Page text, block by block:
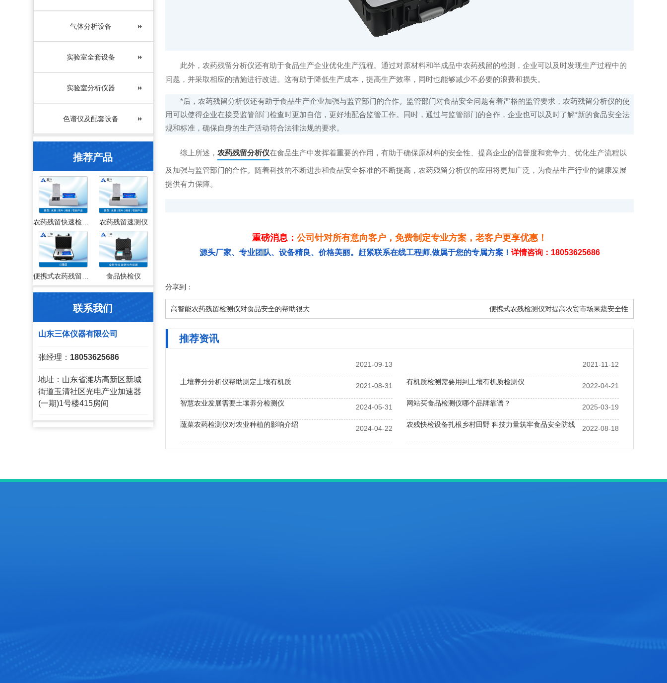
气体分析设备
实验室全套设备
实验室分析仪器
色谱仪及配套设备
推荐产品
农药残留速测仪
食品快检仪
联系我们
山东三体仪器有限公司
张经理： 18053625686
地址：山东省潍坊高新区新城
街道玉清社区光电产业加速器
(一期)1号楼415房间
此外，农药残留分析仪还有助于食品生产企业优化生产流程。通过对原材料和半成品中农药残留的检测，企业可以及时发现生产过程中的
问题，并采取相应的措施进行改进。这有助于降低生产成本，提高生产效率，同时也能够减少不必要的浪费和损失。
*后，农药残留分析仪还有助于食品生产企业加强与监管部门的合作。监管部门对食品安全问题有着严格的监管要求，农药残留分析仪的使
用可以使得企业在接受监管部门检查时更加自信，更好地配合监管工作。同时，通过与监管部门的合作，企业也可以及时了解*新的食品安全法
规和标准，确保自身的生产活动符合法律法规的要求。
综上所述，农药残留分析仪在食品生产中发挥着重要的作用，有助于确保原材料的安全性、提高企业的信誉度和竞争力、优化生产流程以
及加强与监管部门的合作。随着科技的不断进步和食品安全标准的不断提高，农药残留分析仪的应用将更加广泛，为食品生产行业的健康发展
提供有力保障。
重磅消息：公司针对所有意向客户，免费制定专业方案，老客户更享优惠！
源头厂家、专业团队、设备精良、价格美丽。赶紧联系在线工程师,做属于您的专属方案！ 详情咨询：18053625686
分享到：
高智能农药残留检测仪对食品安全的帮助很大 便携式农残检测仪对提高农贸市场果蔬安全性
推荐资讯
2021-09-13
土壤养分分析仪帮助测定土壤有机质
2021-11-12
有机质检测需要用到土壤有机质检测仪
2021-08-31
智慧农业发展需要土壤养分检测仪
2022-04-21
网站买食品检测仪哪个品牌靠谱？
2024-05-31
蔬菜农药检测仪对农业种植的影响介绍
2025-03-19
农残快检设备扎根乡村田野 科技力量筑牢食品安全防线
2024-04-22 2022-08-18